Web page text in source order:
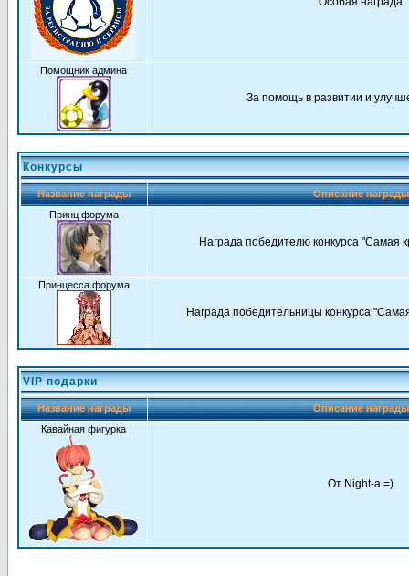
Помощник админа
За помощь в развитии и
Конкурсы
Название награды
Описание
Принц форума
Награда победителю конкурса "Самая
Принцесса форума
Награда победительницы конкурса
VIP подарки
Название награды
Описание
Кавайная фигурка
От Night-a =)